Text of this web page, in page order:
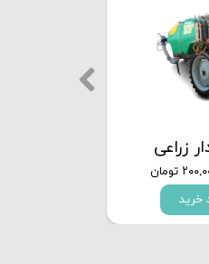
زراعی
خرید